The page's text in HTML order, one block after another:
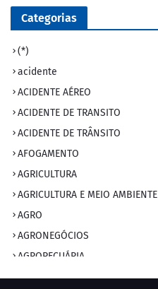
Categorias
(*)
acidente
ACIDENTE AÉREO
ACIDENTE DE TRANSITO
ACIDENTE DE TRÂNSITO
AFOGAMENTO
AGRICULTURA
AGRICULTURA E MEIO AMBIENTE
AGRO
AGRONEGÓCIOS
AGROPECUÁRIA
AMBIENTE